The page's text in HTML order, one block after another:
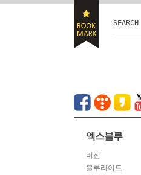
SEARCH
엑스블루
비전
블루라이트